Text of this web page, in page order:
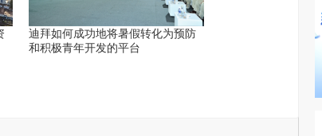
迪拜如何成功地将暑假转化为预防
和积极青年开发的平台